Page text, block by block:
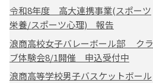
令和8年度 高大連携事業(スポーツ
栄養/スポーツ心理) 報告
浪商高校女子バレーボール部 クラ
ブ体験会8/1開催 申込受付中
浪商高等学校男子バスケットボール